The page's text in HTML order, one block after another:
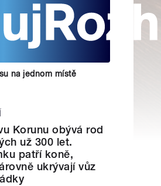
na jednom místě
Korunu obývá rod
už 300 let.
patří koně,
ukrývají vůz